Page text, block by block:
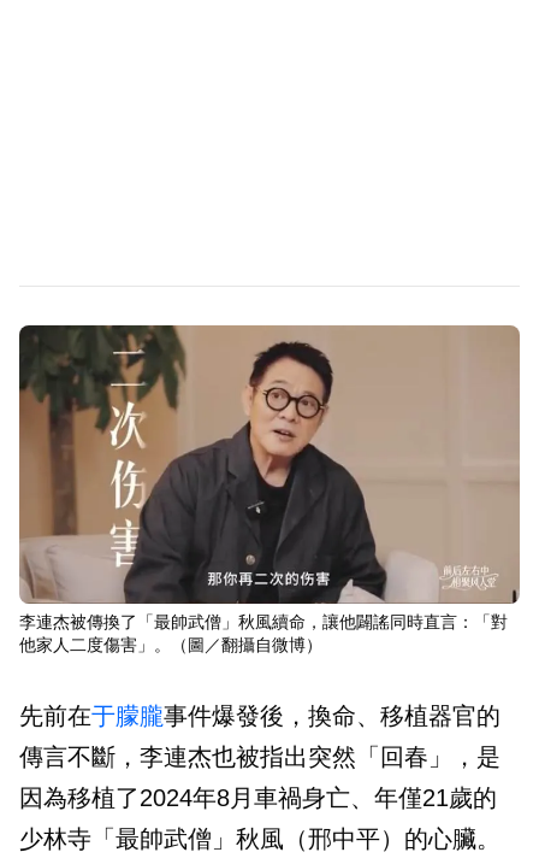
李連杰被傳換了「最帥武僧」秋風續命，讓他闢謠同時直言：「對
他家人二度傷害」。（圖／翻攝自微博）
先前在于朦朧事件爆發後，換命、移植器官的
傳言不斷，李連杰也被指出突然「回春」，是
因為移植了2024年8月車禍身亡、年僅21歲的
少林寺「最帥武僧」秋風（邢中平）的心臟。